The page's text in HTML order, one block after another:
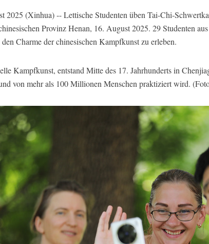
2025 (Xinhua) -- Lettische Studenten üben Tai-Chi-
Provinz Henan, 16. August 2025. 29 Studenten
Charme der chinesischen Kampfkunst zu erleben.
Kampfkunst, entstand Mitte des 17. Jahrhunderts in
von mehr als 100 Millionen Menschen praktiziert wird.